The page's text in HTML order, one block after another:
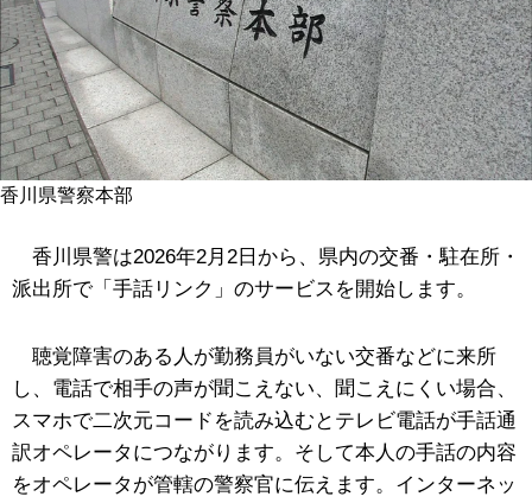
香川県警察本部
香川県警は2026年2月2日から、県内の交番・駐在所・
派出所で「手話リンク」のサービスを開始します。
聴覚障害のある人が勤務員がいない交番などに来所
し、電話で相手の声が聞こえない、聞こえにくい場合、
スマホで二次元コードを読み込むとテレビ電話が手話通
訳オペレータにつながります。そして本人の手話の内容
をオペレータが管轄の警察官に伝えます。インターネッ